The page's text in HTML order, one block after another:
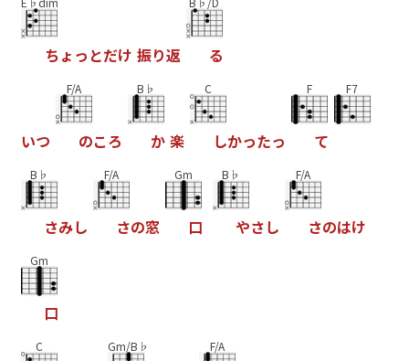
ちょ っ とだけ 振り返 る
いつ
F/A
のころ
B♭
か 楽
C
しかったっ
F
て
F7
B♭
さみし
F/A
さの窓
Gm
口
B♭
やさし
F/A
さのはけ
Gm
口
C Gm/B♭ F/A